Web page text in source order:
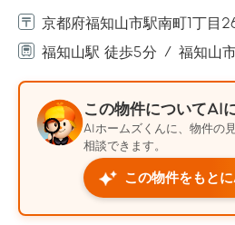
京都府福知山市駅南町1丁目
福知山駅 徒歩5分
福知山
この物件についてAI
AIホームズくんに、物件の
相談できます。
この物件をもと